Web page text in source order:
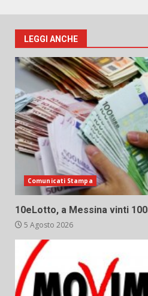
LEGGI ANCHE
Comunicati Stampa
10eLotto, a Messina vinti
5 Agosto 2026